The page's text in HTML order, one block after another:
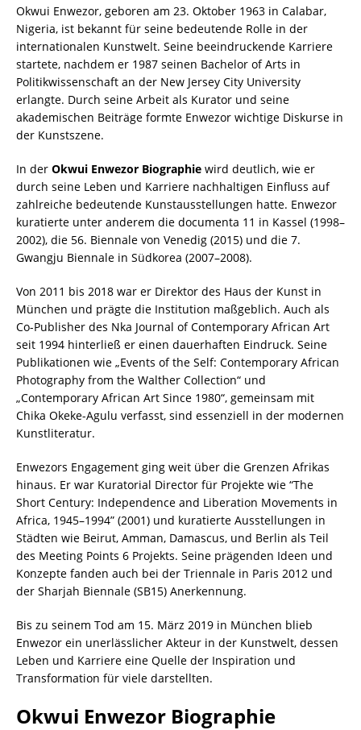
Okwui Enwezor, geboren am 23. Oktober 1963 in Calabar,
Nigeria, ist bekannt für seine bedeutende Rolle in der
internationalen Kunstwelt. Seine beeindruckende Karriere
startete, nachdem er 1987 seinen Bachelor of Arts in
Politikwissenschaft an der New Jersey City University
erlangte. Durch seine Arbeit als Kurator und seine
akademischen Beiträge formte Enwezor wichtige Diskurse in
der Kunstszene.
In der Okwui Enwezor Biographie wird deutlich, wie er
durch seine Leben und Karriere nachhaltigen Einfluss auf
zahlreiche bedeutende Kunstausstellungen hatte. Enwezor
kuratierte unter anderem die documenta 11 in Kassel (1998–
2002), die 56. Biennale von Venedig (2015) und die 7.
Gwangju Biennale in Südkorea (2007–2008).
Von 2011 bis 2018 war er Direktor des Haus der Kunst in
München und prägte die Institution maßgeblich. Auch als
Co-Publisher des Nka Journal of Contemporary African Art
seit 1994 hinterließ er einen dauerhaften Eindruck. Seine
Publikationen wie „Events of the Self: Contemporary African
Photography from the Walther Collection“ und
„Contemporary African Art Since 1980“, gemeinsam mit
Chika Okeke-Agulu verfasst, sind essenziell in der modernen
Kunstliteratur.
Enwezors Engagement ging weit über die Grenzen Afrikas
hinaus. Er war Kuratorial Director für Projekte wie “The
Short Century: Independence and Liberation Movements in
Africa, 1945–1994” (2001) und kuratierte Ausstellungen in
Städten wie Beirut, Amman, Damascus, und Berlin als Teil
des Meeting Points 6 Projekts. Seine prägenden Ideen und
Konzepte fanden auch bei der Triennale in Paris 2012 und
der Sharjah Biennale (SB15) Anerkennung.
Bis zu seinem Tod am 15. März 2019 in München blieb
Enwezor ein unerlässlicher Akteur in der Kunstwelt, dessen
Leben und Karriere eine Quelle der Inspiration und
Transformation für viele darstellten.
Okwui Enwezor Biographie